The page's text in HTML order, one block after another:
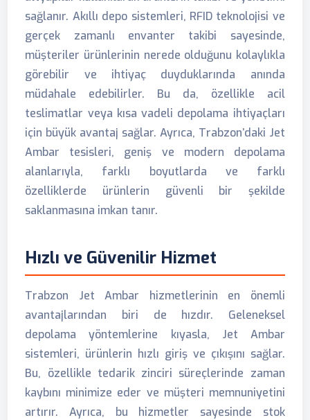
sağlanır. Akıllı depo sistemleri, RFID teknolojisi ve
gerçek zamanlı envanter takibi sayesinde,
müşteriler ürünlerinin nerede olduğunu kolaylıkla
görebilir ve ihtiyaç duyduklarında anında
müdahale edebilirler. Bu da, özellikle acil
teslimatlar veya kısa vadeli depolama ihtiyaçları
için büyük avantaj sağlar. Ayrıca, Trabzon’daki Jet
Ambar tesisleri, geniş ve modern depolama
alanlarıyla, farklı boyutlarda ve farklı
özelliklerde ürünlerin güvenli bir şekilde
saklanmasına imkan tanır.
Hızlı ve Güvenilir Hizmet
Trabzon Jet Ambar hizmetlerinin en önemli
avantajlarından biri de hızdır. Geleneksel
depolama yöntemlerine kıyasla, Jet Ambar
sistemleri, ürünlerin hızlı giriş ve çıkışını sağlar.
Bu, özellikle tedarik zinciri süreçlerinde zaman
kaybını minimize eder ve müşteri memnuniyetini
artırır. Ayrıca, bu hizmetler sayesinde stok